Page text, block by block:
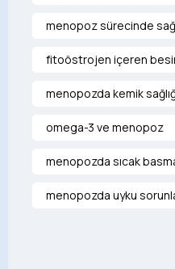
menopoz sürecinde
fitoöstrojen içeren
menopozda kemik
omega-3 ve menopoz
menopozda sıcak
menopozda uyku